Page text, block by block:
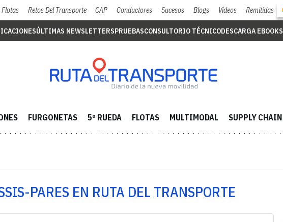
Retos Del Transporte CAP Conductores Sucesos Blogs Vídeos Remitidas
ÚLTIMAS NEWSLETTERSPRUEBASCONSULTORIO TÉCNICODESCARGA EBOOKS
FURGONETAS 5º RUEDA FLOTAS MULTIMODAL SUPPLY CHAIN
PARES EN RUTA DEL TRANSPORTE